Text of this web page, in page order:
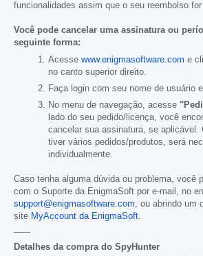
funcionalidades assim que o seu reembolso
Você pode cancelar uma assinatura ou
seguinte forma:
Acesse www.enigmasoftware.com e
no canto superior direito.
Faça login com seu nome de usuário
No menu de navegação, acesse
lado do seu pedido/licença, você
cancelar sua assinatura, se aplicável.
tiver vários pedidos/produtos, será
individualmente.
Caso tenha alguma dúvida ou problema, você
com o Suporte da EnigmaSoft por e-mail, no
support@enigmasoftware.com, ou abrindo um
site MyAccount da EnigmaSoft.
------
Detalhes da compra do SpyHunter